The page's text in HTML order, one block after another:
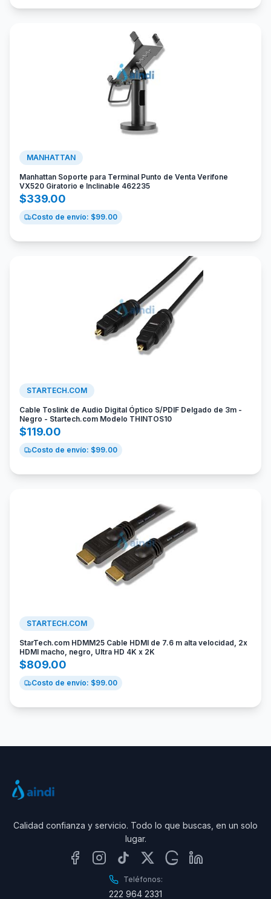
MANHATTAN
Manhattan Soporte para Terminal Punto de Venta Verifone
VX520 Giratorio e Inclinable 462235
$339.00
Costo de envío: $99.00
STARTECH.COM
Cable Toslink de Audio Digital Óptico S/PDIF Delgado de 3m -
Negro - Startech.com Modelo THINTOS10
$119.00
Costo de envío: $99.00
STARTECH.COM
StarTech.com HDMM25 Cable HDMI de 7.6 m alta velocidad, 2x
HDMI macho, negro, Ultra HD 4K x 2K
$809.00
Costo de envío: $99.00
Calidad confianza y servicio. Todo lo que buscas, en un solo
lugar.
Teléfonos:
222 964 2331